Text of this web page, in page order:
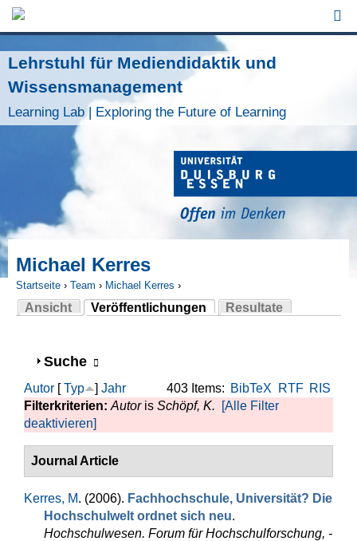
Jump to Navigation
Lehrstuhl für Mediendidaktik und
Wissensmanagement
Learning Lab | Exploring the Future of Learning
Michael Kerres
Sie sind hier
Startseite › Team › Michael Kerres ›
Ansicht
Veröffentlichungen
(aktiver Reiter)
Resultate
Anzeigen
Suche
403 Items: BibTeX RTF RIS
Autor [Typ ] Jahr
Filterkriterien: Autoris Schöpf, K.
[Alle Filter
deaktivieren]
Journal Article
Kerres, M. (2006). Fachhochschule, Universität? Die
Hochschulwelt ordnet sich neu.
Hochschulwesen. Forum für Hochschulforschung, -